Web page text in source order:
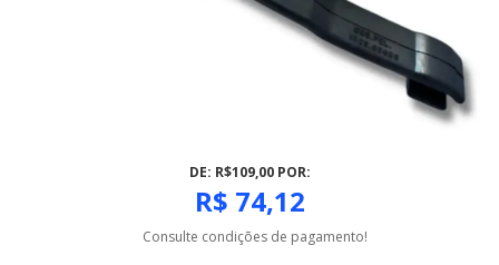
DE: R$109,00 POR:
R$ 74,12
Consulte condições de pagamento!